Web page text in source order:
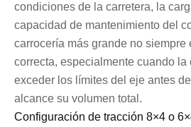
condiciones de la carretera, la
capacidad de mantenimiento del
carrocería más grande no siempre
correcta, especialmente cuando la
exceder los límites del eje antes
alcance su volumen total.
Configuración de tracción 8×4 o